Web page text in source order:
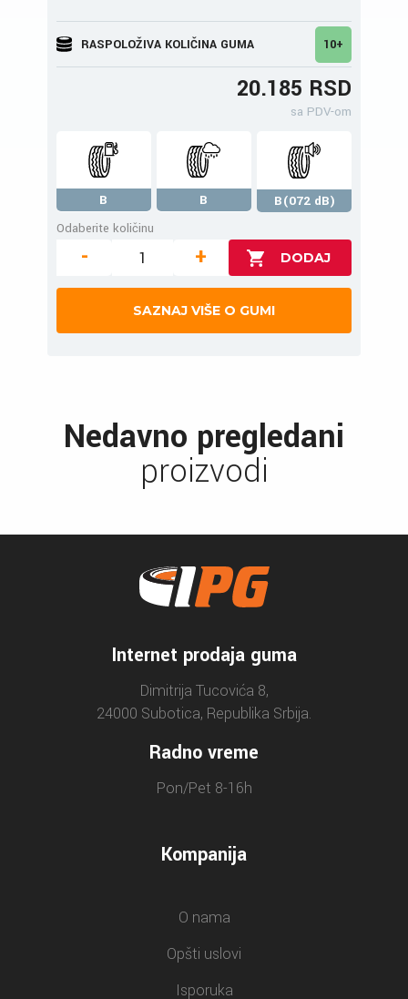
RASPOLOŽIVA KOLIČINA GUMA 10+
20.185 RSD
sa PDV-om
B B
B(072 dB)
Odaberite količinu
- +
SAZNAJ VIŠE O GUMI
Nedavno pregledani
proizvodi
Internet prodaja guma
Dimitrija Tucovića 8,
24000 Subotica, Republika Srbija.
Radno vreme
Pon/Pet 8-16h
Kompanija
O nama
Opšti uslovi
Isporuka